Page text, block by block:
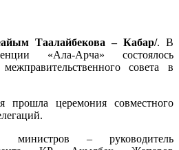
Таалайбекова – Кабар/. В
«Ала-Арча» состоялось
совета в
прошла церемония совместного
министров – руководитель